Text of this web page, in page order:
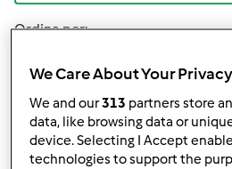
Ordina per:
Risultati per pagina:
10
We Care About Your Privacy
We and our313 partners store
data, like browsing data or
device. Selecting I Accept
technologies to support the